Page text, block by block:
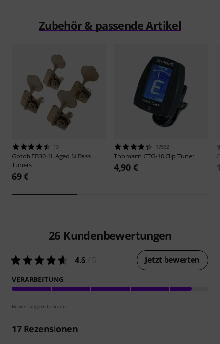
Zubehör & passende Artikel
13
Gotoh FB30 4L Aged N Bass
Tuners
69 €
17522
Thomann CTG-10 Clip Tuner
4,90 €
26 Kundenbewertungen
4.6 Jetzt bewerten
VERARBEITUNG
Bewertungsrichtlinien
17Rezensionen